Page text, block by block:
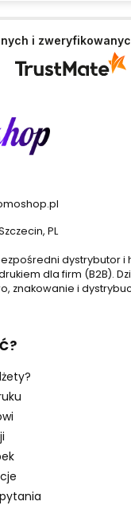
i
PL
dystrybutor i
dla firm (B2B).
znakowanie i